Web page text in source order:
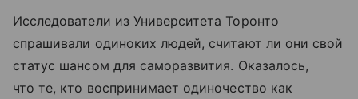
Исследователи из Университета Торонто
спрашивали одиноких людей, считают ли они свой
статус шансом для саморазвития. Оказалось,
что те, кто воспринимает одиночество как